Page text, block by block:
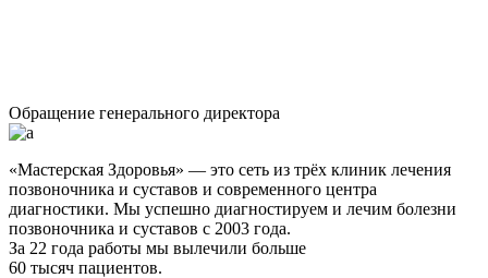
Обращение генерального директора
«Мастерская Здоровья» — это сеть из трёх клиник лечения
позвоночника и суставов и современного центра
диагностики. Мы успешно диагностируем и лечим болезни
позвоночника и суставов с 2003 года.
За 22 года работы мы вылечили больше
60 тысяч пациентов.